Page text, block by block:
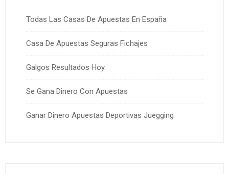
Todas Las Casas De Apuestas En España
Casa De Apuestas Seguras Fichajes
Galgos Resultados Hoy
Se Gana Dinero Con Apuestas
Ganar Dinero Apuestas Deportivas Juegging